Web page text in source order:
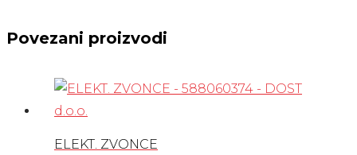
Povezani proizvodi
ELEKT. ZVONCE